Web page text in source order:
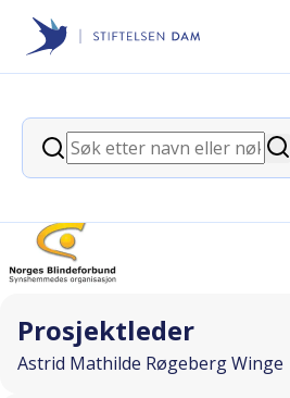
Stiftelsen Dam
Søk
Søk
back
Syng uten hemminger
Prosjektleder
Astrid Mathilde Røgeberg Winge